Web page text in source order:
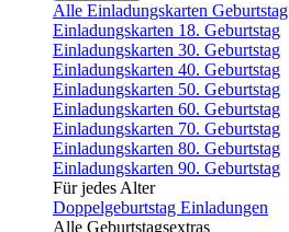
Alle Einladungskarten Geburtstag
Einladungskarten 18. Geburtstag
Einladungskarten 30. Geburtstag
Einladungskarten 40. Geburtstag
Einladungskarten 50. Geburtstag
Einladungskarten 60. Geburtstag
Einladungskarten 70. Geburtstag
Einladungskarten 80. Geburtstag
Einladungskarten 90. Geburtstag
Für jedes Alter
Doppelgeburtstag Einladungen
Alle Geburtstagsextras